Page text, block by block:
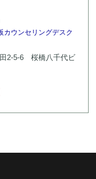
カウンセリングデスク
田2-5-6 桜橋八千代ビ